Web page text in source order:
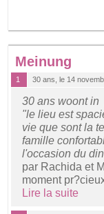
Meinung
1 30 ans, le 14
30 ans woont
"le lieu est
vie que sont la
famille
l'occasion du
par Rachida et
moment
Lire la suite